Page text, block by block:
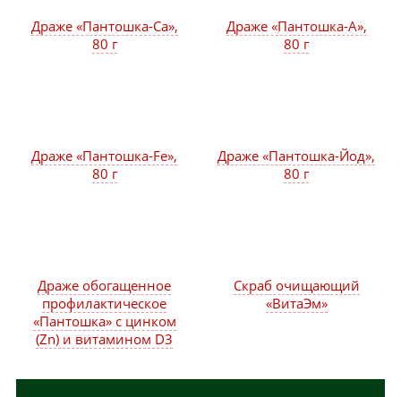
Драже «Пантошка-A»,
80 г
Драже «Пантошка-Ca»,
80 г
Драже «Пантошка-Fe»,
80 г
Драже «Пантошка-Йод»,
80 г
Драже обогащенное
профилактическое
«Пантошка» с цинком
(Zn) и витамином D3
Скраб очищающий
«ВитаЭм»